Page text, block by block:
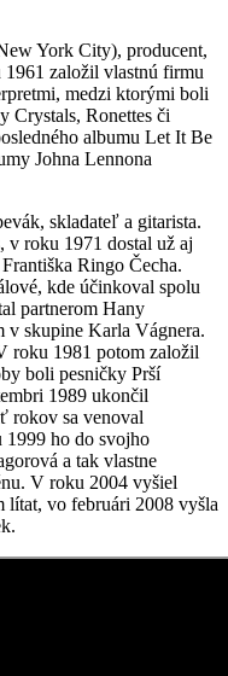
York City), producent,
založil vlastnú firmu
medzi ktorými boli
Crystals, Ronettes či
albumu Let It Be
Johna Lennona
skladateľ a gitarista.
v roku 1971 dostal už aj
Ringo Čecha.
kde účinkoval spolu
partnerom Hany
v skupine Karla Vágnera.
roku 1981 potom založil
boli pesničky Prší
1989 ukončil
rokov sa venoval
ho do svojho
a tak vlastne
V roku 2004 vyšiel
lítat, vo februári 2008 vyšla